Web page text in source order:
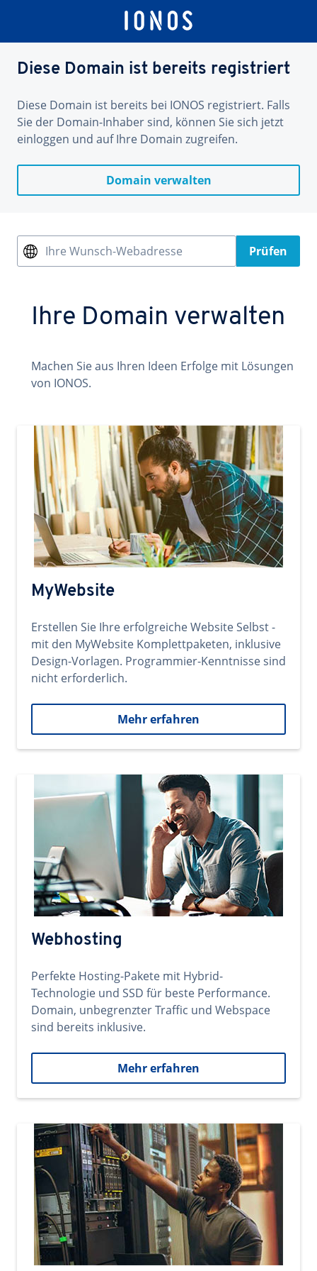
Diese Domain ist bereits registriert
Diese Domain ist bereits bei IONOS registriert. Falls
Sie der Domain-Inhaber sind, können Sie sich jetzt
einloggen und auf Ihre Domain zugreifen.
Domain verwalten
Ihre Wunsch-Webadresse Prüfen
Ihre Domain verwalten
Machen Sie aus Ihren Ideen Erfolge mit Lösungen
von IONOS.
MyWebsite
Erstellen Sie Ihre erfolgreiche Website Selbst -
mit den MyWebsite Komplettpaketen, inklusive
Design-Vorlagen. Programmier-Kenntnisse sind
nicht erforderlich.
Mehr erfahren
Webhosting
Perfekte Hosting-Pakete mit Hybrid-
Technologie und SSD für beste Performance.
Domain, unbegrenzter Traffic und Webspace
sind bereits inklusive.
Mehr erfahren